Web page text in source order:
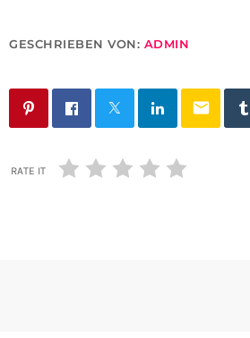
GESCHRIEBEN VON: ADMIN
email
RATE IT